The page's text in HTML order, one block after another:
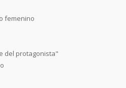
femenino
del protagonista"